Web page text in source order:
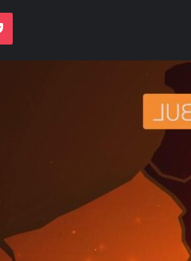
Pocket